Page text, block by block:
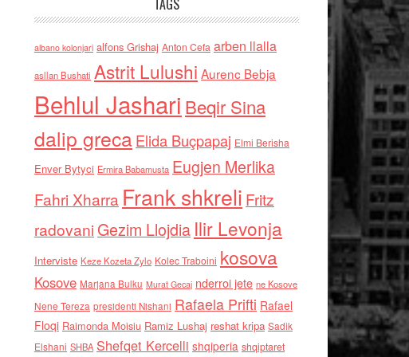
TAGS
albano kolonjari alfons Grishaj Anton Cefa arben llalla
asllan Bushati Astrit Lulushi Aurenc Bebja
Behlul Jashari Beqir Sina
dalip grecaElida Buçpapaj Elmi Berisha
Enver Bytyci Ermira Babamusta Eugjen Merlika
Fahri Xharra Frank shkreli Fritz
radovaniGezim Llojdia Ilir Levonja
Interviste Keze Kozeta Zylo Kolec Traboini kosova
Kosove Marjana Bulku Murat Gecaj nderroi jete ne Kosove
Nene Tereza presidenti Nishani Rafaela Prifti Rafael
Floqi Raimonda Moisiu Ramiz Lushaj reshat kripa Sadik
Elshani SHBA Shefqet Kercelli shqiperia shqiptaret